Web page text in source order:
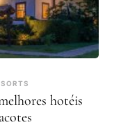
hotéis